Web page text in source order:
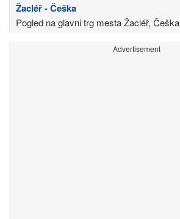
Žacléř - Češka
Pogled na glavni trg mesta Žacléř, Češka
Advertisement